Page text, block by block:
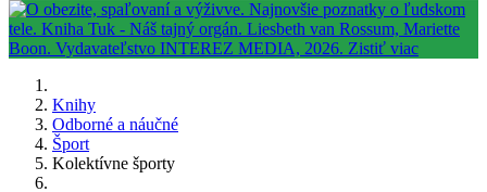
Knihy
Odborné a náučné
Šport
Kolektívne športy